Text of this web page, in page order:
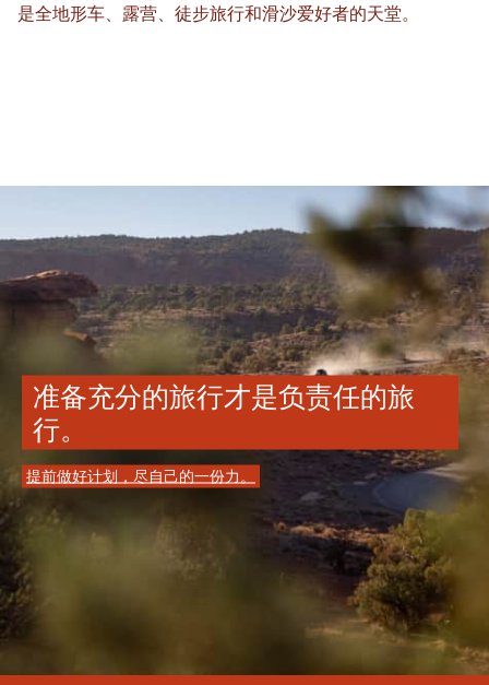
是全地形车、露营、徒步旅行和滑沙爱好者的天堂。
准备充分的旅行才是负责任的旅
行。
提前做好计划，尽自己的一份力。